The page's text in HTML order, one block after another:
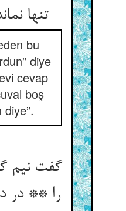
تنها
bu
diye
cevap
boş
diye”.
گفت نیم
را ** در